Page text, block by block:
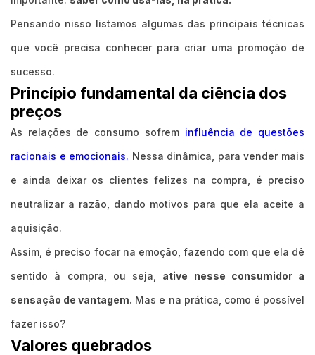
Pensando nisso listamos algumas das principais técnicas
que você precisa conhecer para criar uma promoção de
sucesso.
Princípio fundamental da ciência dos
preços
As relações de consumo sofrem influência de questões
racionais e emocionais. Nessa dinâmica, para vender mais
e ainda deixar os clientes felizes na compra, é preciso
neutralizar a razão, dando motivos para que ela aceite a
aquisição.
Assim, é preciso focar na emoção, fazendo com que ela dê
sentido à compra, ou seja, ative nesse consumidor a
sensação de vantagem. Mas e na prática, como é possível
fazer isso?
Valores quebrados